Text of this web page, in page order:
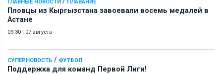
ГЛАВНЫЕ НОВОСТИ ПЛАВАНИЕ
Пловцы из Кыргызстана завоевали восемь медалей в
Астане
09:30 | 07 августа
СУПЕРНОВОСТЬ / ФУТБОЛ
Поддержка для команд Первой Лиги!